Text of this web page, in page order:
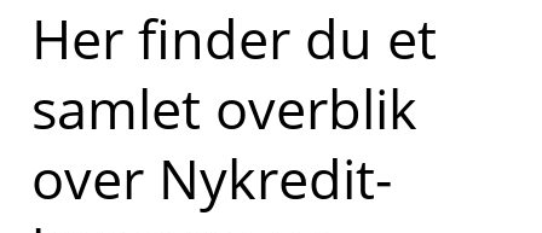
Her finder du et
samlet overblik
over Nykredit-